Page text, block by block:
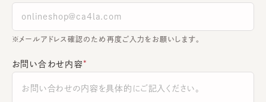
※メールアドレス確認のため再度ご入力をお願いします。
お問い合わせ内容